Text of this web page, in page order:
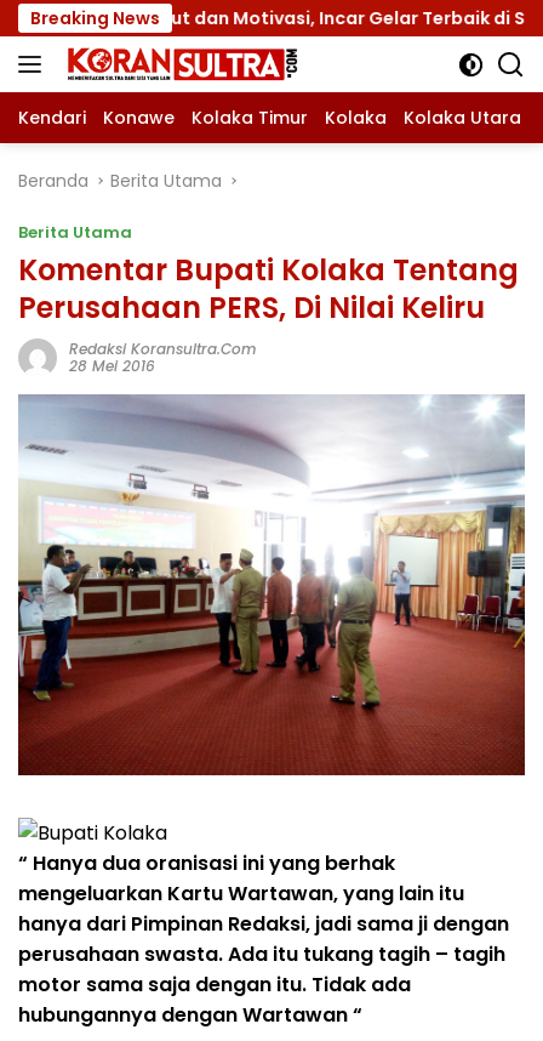
Langsung
ke
konten
Breaking News
Atribut dan Motivasi, Incar Gelar Terbaik di Sultra
Kendari Konawe Kolaka Timur Kolaka Kolaka Utara
Beranda Berita Utama
Berita Utama
Komentar Bupati Kolaka Tentang
Perusahaan PERS, Di Nilai Keliru
Redaksi Koransultra.com
28 Mei 2016
“ Hanya dua oranisasi ini yang berhak
mengeluarkan Kartu Wartawan, yang lain itu
hanya dari Pimpinan Redaksi, jadi sama ji dengan
perusahaan swasta. Ada itu tukang tagih – tagih
motor sama saja dengan itu. Tidak ada
hubungannya dengan Wartawan “